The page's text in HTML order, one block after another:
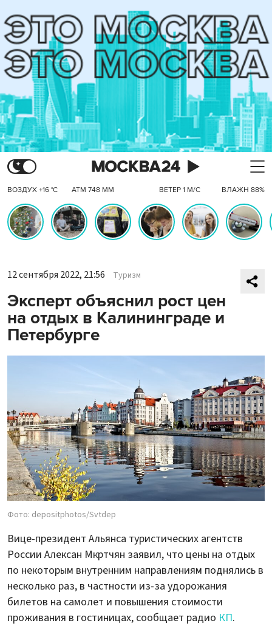
ВОЗДУХ +16 °C АТМ 748 ММ ВЕТЕР 1 М/С ВЛАЖН 88%
12 сентября 2022, 21:56 Туризм
Эксперт объяснил рост цен
на отдых в Калининграде и
Петербурге
Фото: depositphotos/Svtdep
Вице-президент Альянса туристических агентств
России Алексан Мкртчян заявил, что цены на отдых
по некоторым внутренним направлениям поднялись в
несколько раз, в частности из-за удорожания
билетов на самолет и повышения стоимости
проживания в гостиницах, сообщает радио КП.